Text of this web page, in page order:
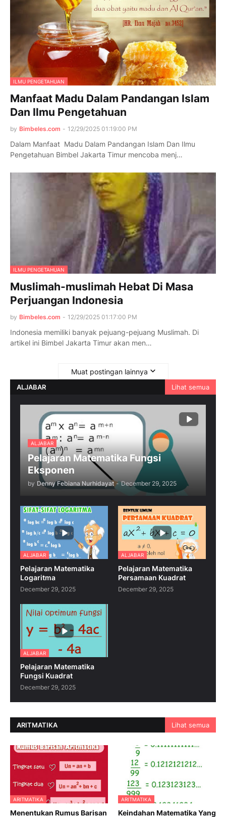
ILMU PENGETAHUAN
Manfaat Madu Dalam Pandangan Islam
Dan Ilmu Pengetahuan
by Bimbeles.com - 12/29/2025 01:19:00 PM
Dalam Manfaat Madu Dalam Pandangan Islam Dan Ilmu
Pengetahuan Bimbel Jakarta Timur mencoba menj…
ILMU PENGETAHUAN
Muslimah-muslimah Hebat Di Masa
Perjuangan Indonesia
by Bimbeles.com - 12/29/2025 01:17:00 PM
Indonesia memiliki banyak pejuang-pejuang Muslimah. Di
artikel ini Bimbel Jakarta Timur akan men…
Muat postingan lainnya
ALJABAR Lihat semua
ALJABAR
Pelajaran Matematika Fungsi
Eksponen
by Denny Febiana Nurhidayat - December 29, 2025
ALJABAR
Pelajaran Matematika
Logaritma
December 29, 2025
ALJABAR
Pelajaran Matematika
Persamaan Kuadrat
December 29, 2025
ALJABAR
Pelajaran Matematika
Fungsi Kuadrat
December 29, 2025
ARITMATIKA Lihat semua
ARITMATIKA
Menentukan Rumus Barisan
ARITMATIKA
Keindahan Matematika Yang